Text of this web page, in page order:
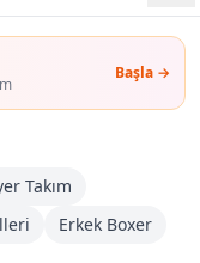
Başla →
Takım
Erkek Boxer